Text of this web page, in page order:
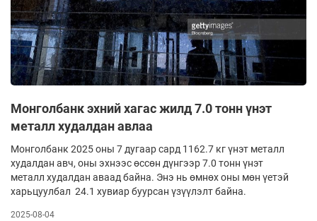
Монголбанк эхний хагас жилд 7.0 тонн үнэт
металл худалдан авлаа
Монголбанк 2025 оны 7 дугаар сард 1162.7 кг үнэт металл
худалдан авч, оны эхнээс өссөн дүнгээр 7.0 тонн үнэт
металл худалдан аваад байна. Энэ нь өмнөх оны мөн үетэй
харьцуулбал 24.1 хувиар буурсан үзүүлэлт байна.
2025-08-04